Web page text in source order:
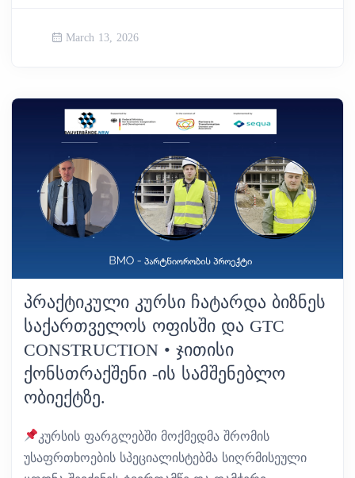
March 13, 2026
ᲞᲠᲐᲥᲢᲘᲙᲣᲚᲘ ᲙᲣᲠᲡᲘ ᲩᲐᲢᲐᲠᲓᲐ ᲑᲘᲖᲜᲔᲡ
ᲡᲐᲥᲐᲠᲗᲕᲔᲚᲝᲡ ᲝᲤᲘᲡᲨᲘ ᲓᲐ GTC
CONSTRUCTION • ᲯᲘᲗᲘᲡᲘ
ᲥᲝᲜᲡᲗᲠᲐᲥᲨᲔᲜᲘ -ᲘᲡ ᲡᲐᲛᲨᲔᲜᲔᲑᲚᲝ
ᲝᲑᲘᲔᲥᲢᲖᲔ.
კურსის ფარგლებში მოქმედმა შრომის
უსაფრთხოების სპეციალისტებმა სიღრმისეული